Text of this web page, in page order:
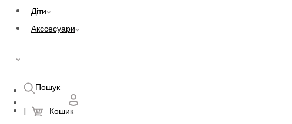
Діти
Акссесуари
Пошук
Кошик